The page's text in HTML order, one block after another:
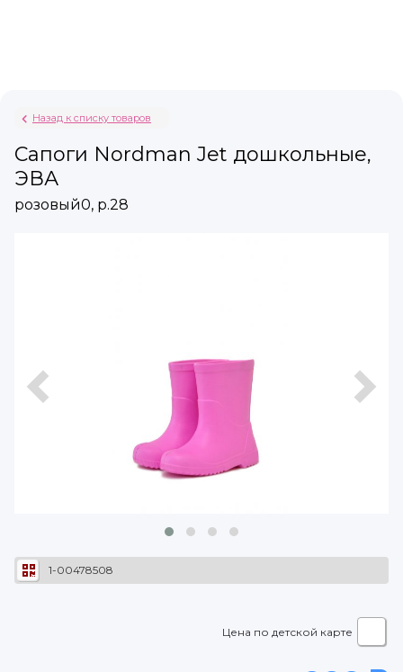
Назад к списку товаров
Сапоги Nordman Jet дошкольные,
ЭВА
розовый0, р.28
1-00478508
Цена по детской карте